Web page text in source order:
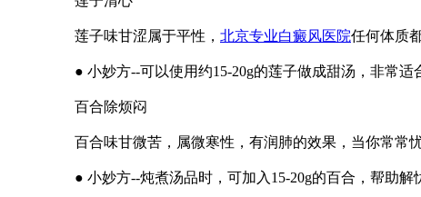
莲子味甘涩属于平性， 北京专业白癜风医院任何体质
● 小妙方--可以使用约15-20g的莲子做成甜汤，非常适
百合除烦闷
百合味甘微苦，属微寒性，有润肺的效果，当你常常
● 小妙方--炖煮汤品时，可加入15-20g的百合，帮助